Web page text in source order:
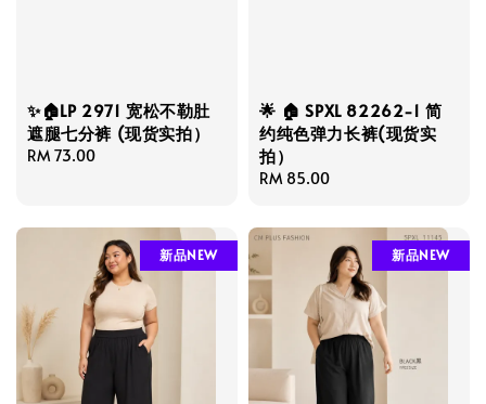
✨🏠LP 2971 宽松不勒肚
遮腿七分裤 (现货实拍）
Regular
RM 73.00
🌟 🏠 SPXL 82262-1 简
约纯色弹力长裤(现货实
拍）
Regular
RM 85.00
新品NEW 新品NEW